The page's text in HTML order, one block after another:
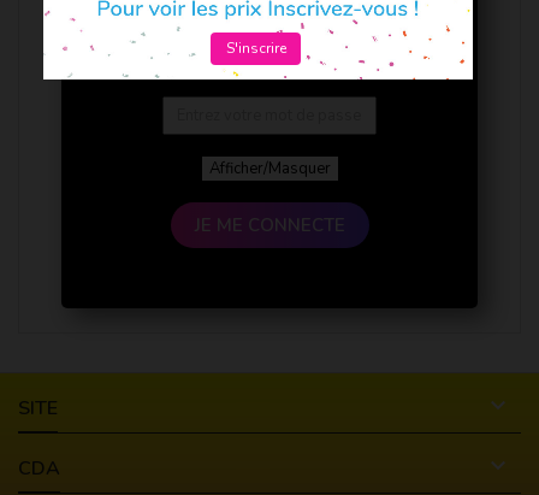
Afficher/Masquer
JE ME CONNECTE
SITE 
CDA 
S'inscrire